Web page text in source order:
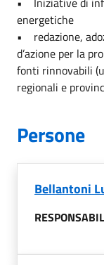
energetiche
• redazione,
d’azione per la
fonti rinnovabili
regionali e
Persone
Bellantoni